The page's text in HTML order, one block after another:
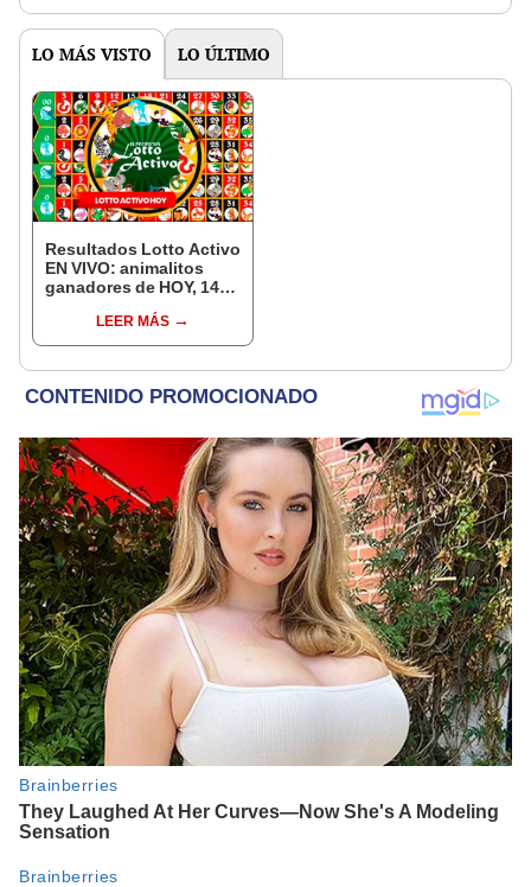
LO MÁS VISTO LO ÚLTIMO
Resultados Lotto Activo
EN VIVO: animalitos
ganadores de HOY, 14
LEER MÁS